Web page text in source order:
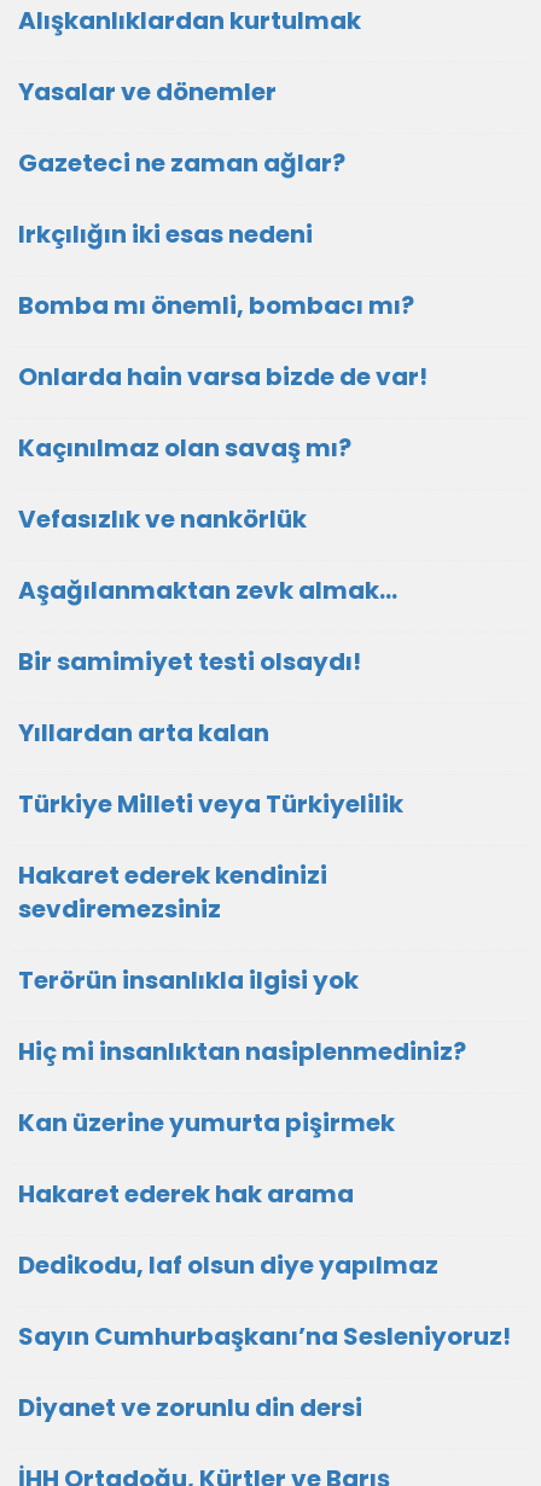
Alışkanlıklardan kurtulmak
Yasalar ve dönemler
Gazeteci ne zaman ağlar?
Irkçılığın iki esas nedeni
Bomba mı önemli, bombacı mı?
Onlarda hain varsa bizde de var!
Kaçınılmaz olan savaş mı?
Vefasızlık ve nankörlük
Aşağılanmaktan zevk almak…
Bir samimiyet testi olsaydı!
Yıllardan arta kalan
Türkiye Milleti veya Türkiyelilik
Hakaret ederek kendinizi
sevdiremezsiniz
Terörün insanlıkla ilgisi yok
Hiç mi insanlıktan nasiplenmediniz?
Kan üzerine yumurta pişirmek
Hakaret ederek hak arama
Dedikodu, laf olsun diye yapılmaz
Sayın Cumhurbaşkanı’na Sesleniyoruz!
Diyanet ve zorunlu din dersi
İHH Ortadoğu, Kürtler ve Barış